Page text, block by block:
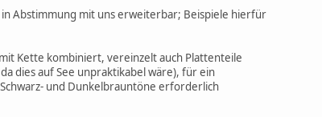
Abstimmung mit uns erweiterbar; Beispiele hierfür
Kette kombiniert, vereinzelt auch Plattenteile
dies auf See unpraktikabel wäre), für ein
und Dunkelbrauntöne erforderlich